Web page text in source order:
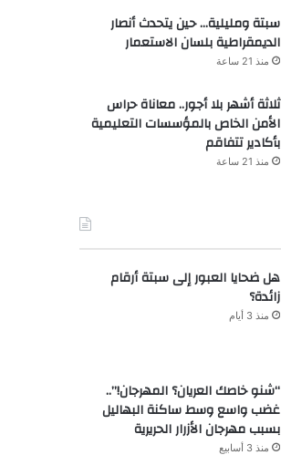
سبتة ومليلية… حين يتحدث أنصار
الديمقراطية بلسان الاستعمار
منذ 21 ساعة
ثلاثة أشهر بلا أجور.. معاناة حراس
الأمن الخاص بالمؤسسات التعليمية
بأكادير تتفاقم
منذ 21 ساعة
هل ضحايا العبور إلى سبتة أرقام
زائدة؟
منذ 3 أيام
“شنو خاصك العريان؟ المهرجان!”..
غضب واسع وسط ساكنة البهاليل
بسبب مهرجان الأزرار الحريرية
منذ 3 أسابيع